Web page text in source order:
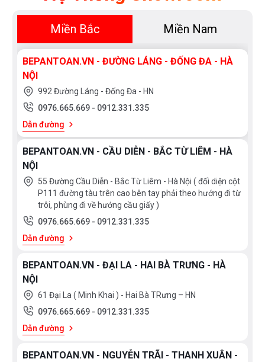
Miền Bắc Miền Nam
BEPANTOAN.VN - ĐƯỜNG LÁNG - ĐỐNG ĐA - HÀ
NỘI
992 Đường Láng - Đống Đa - HN
0976.665.669 - 0912.331.335
Dẫn đường
BEPANTOAN.VN - CẦU DIỄN - BẮC TỪ LIÊM - HÀ
NỘI
55 Đường Cầu Diễn - Bắc Từ Liêm - Hà Nội ( đối diện cột
P111 đường tàu trên cao bên tay phải theo hướng đi từ
trôi, phùng đi về hướng cầu giấy )
0976.665.669 - 0912.331.335
Dẫn đường
BEPANTOAN.VN - ĐẠI LA - HAI BÀ TRƯNG - HÀ
NỘI
61 Đại La ( Minh Khai ) - Hai Bà TRưng – HN
0976.665.669 - 0912.331.335
Dẫn đường
BEPANTOAN.VN - NGUYỄN TRÃI - THANH XUÂN -